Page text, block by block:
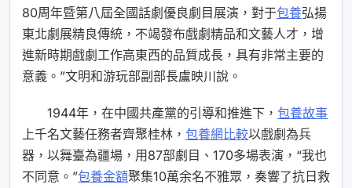
80周年暨第八屆全國話劇優良劇目展演，對于包養弘揚
東北劇展精良傳統，不竭發布戲劇精品和文藝人才，增
進新時期戲劇工作高東西的品質成長，具有非常主要的
意義。”文明和游玩部副部長盧映川說。
1944年，在中國共產黨的引導和推進下， 包養故事
上千名文藝任務者齊聚桂林， 包養網比較以戲劇為兵
器，以舞臺為疆場，用87部劇目、170多場表演，“我也
不同意。”包養金額聚集10萬余名不雅眾，奏響了抗日救